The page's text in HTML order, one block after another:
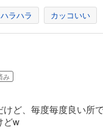
ラハラ カッコいい
み
ど、毎度毎度良い所
どw